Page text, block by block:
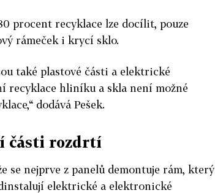
procent recyklace lze docílit, pouze
rámeček i krycí sklo.
také plastové části a elektrické
recyklace hliníku a skla není možné
dodává Pešek.
části rozdrtí
se nejprve z panelů demontuje rám, který
elektrické a elektronické